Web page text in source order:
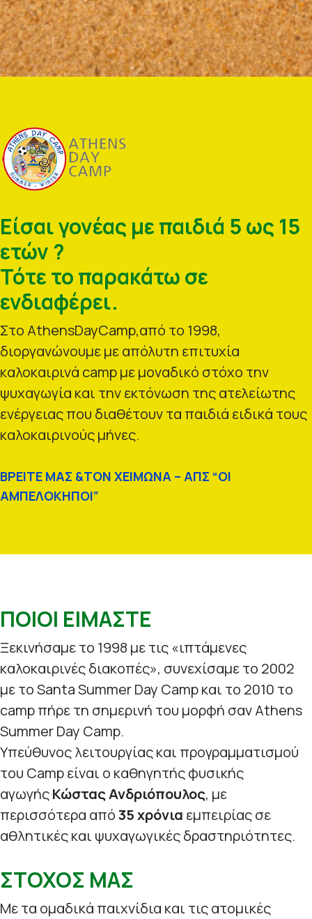
Είσαι γονέας με παιδιά 5 ως 15
ετών ?
Τότε το παρακάτω σε
ενδιαφέρει.
Στο AthensDayCamp,από το 1998,
διοργανώνουμε με απόλυτη επιτυχία
καλοκαιρινά camp με μοναδικό στόχο την
ψυχαγωγία και την εκτόνωση της ατελείωτης
ενέργειας που διαθέτουν τα παιδιά ειδικά τους
καλοκαιρινούς μήνες.
ΒΡΕΙΤΕ ΜΑΣ &ΤΟΝ ΧΕΙΜΩΝΑ – ΑΠΣ “ΟΙ
ΑΜΠΕΛΟΚΗΠΟΙ”
ΠΟΙΟΙ ΕΙΜΑΣΤΕ
Ξεκινήσαμε το 1998 με τις «ιπτάμενες
καλοκαιρινές διακοπές», συνεχίσαμε το 2002
με το Santa Summer Day Camp και το 2010 το
camp πήρε τη σημερινή του μορφή σαν Athens
Summer Day Camp.
Υπεύθυνος λειτουργίας και προγραμματισμού
του Camp είναι ο καθηγητής φυσικής
αγωγήςΚώστας Ανδριόπουλος, με
περισσότερα από35 χρόνια εμπειρίας σε
αθλητικές και ψυχαγωγικές δραστηριότητες.
ΣΤΟΧΟΣ ΜΑΣ
Με τα ομαδικά παιχνίδια και τις ατομικές